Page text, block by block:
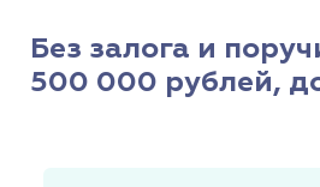
Без залога и
500 000 рублей,